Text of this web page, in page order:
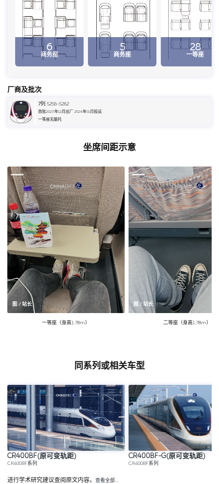
6
商务座
5
商务座
28
一等座
厂商及批次
7列 5256~5262
首批2023年12月出厂 2024年01月投运
一等座无腿托
坐席间距示意
图 / 站长
一等座（身高1.78m）
图 / 站长
二等座（身高1.78m）
同系列或相关车型
CR400BF(原可变轨距)
CR400BF系列
CR400BF-G(原可变轨距)
CR400BF系列
进行学术研究建议查阅原文内容。 查看全部…